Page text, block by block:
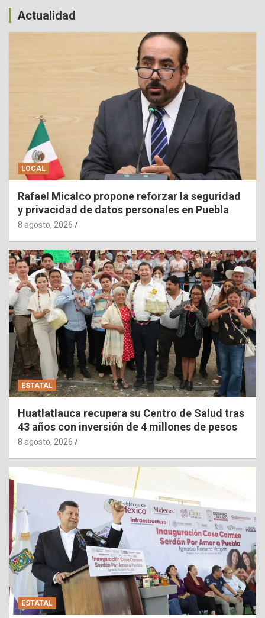
Actualidad
LOCAL
Rafael Micalco propone reforzar la seguridad
y privacidad de datos personales en Puebla
8 agosto, 2026
ESTATAL
Huatlatlauca recupera su Centro de Salud tras
43 años con inversión de 4 millones de pesos
8 agosto, 2026
ESTATAL